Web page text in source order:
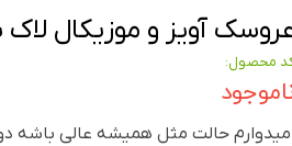
آویز و موزیکال
محصول:
حالت مثل همیشه عالی